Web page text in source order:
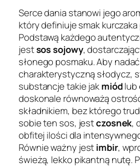
Serce dania stanowi jego
który definiuje smak
Podstawą każdego
jestsos sojowy,
słonego posmaku. Aby
charakterystyczną słodycz,
substancje takie jakmiódlub
doskonale równoważą
składnikiem, bez którego
sobie ten sos, jestczosnek,
obfitej ilości dla
Równie ważny jestimbir,
świeżą, lekko pikantną nutę.